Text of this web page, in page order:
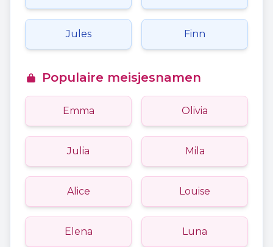
Jules Finn
Populaire meisjesnamen
Emma Olivia
Julia Mila
Alice Louise
Elena Luna